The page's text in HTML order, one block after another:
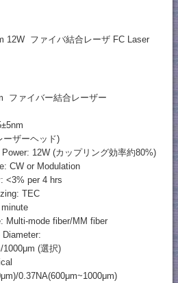
12W ファイバ結合レーザ FC Laser
ファイバー結合レーザー
ーザーヘッド)
12W (カップリング効率約80%)
CW or Modulation
<3% per 4 hrs
TEC
Multi-mode fiber/MM fiber
Diameter:
1000μm (選択)
0.37NA(600μm~1000μm)